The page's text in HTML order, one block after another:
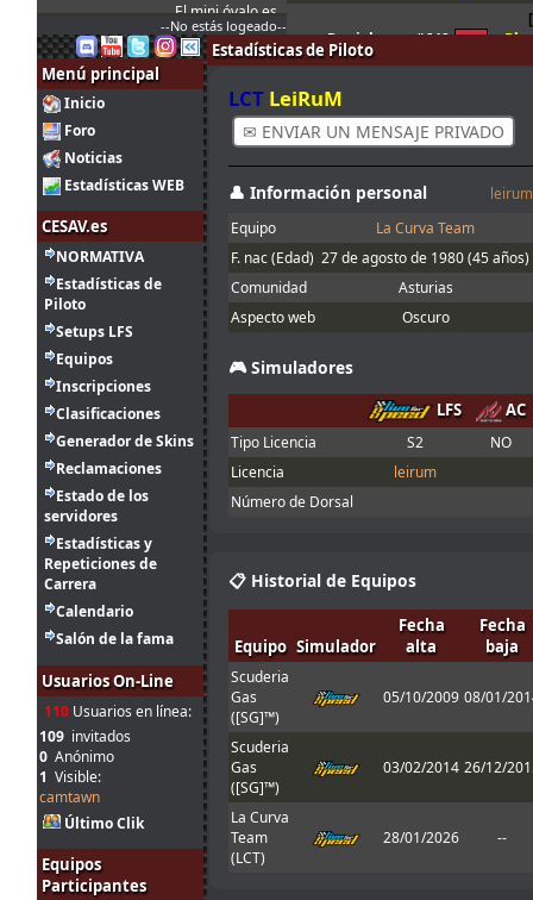
2
ago.
17:17
El mini óvalo es
la trazada
normal en esta
combi, mientras
que la Joker es
la trazada que
solemos hacer
siempre y que
toma menos
tiempo. En todo
caso la Joker
está marcada
en el asfalto con
franjas rojas y
amarillas
2
ago.
14:30
Ikarus
Buenas, con la
Joker lap
entiendo que se
refiere al mini
óvalo que se
hace en el
server Q, no?
1
ago.
18:19
menjacocs
1
ago.
7:07
"A fondo o a
casa"
31
14:13
Spambot in
forum
31
jul.
12:40
camtawn
Menjacocs, ten
agallas y T1 ;
*en ; Y t3, a
fondo o a casa
31
10:51
Tienes que
enviarlo al host
cuando sales de
boxes ; Para que
valide el setup
Daniel #649
Mandula
AntonnioG
-
MR
TAV NOV1
#69 [MR
[ MRc] #38
#445
GUMlllKingOfIce #45
GUM LFS
TAV-El Nano
--No estás logeado--
Menú principal
Inicio
Foro
Noticias
Estadísticas WEB
CESAV.es
NORMATIVA
Estadísticas de
Piloto
Setups LFS
Equipos
Inscripciones
Clasificaciones
Generador de Skins
Reclamaciones
Estado de los
servidores
Estadísticas y
Repeticiones de
Carrera
Calendario
Salón de la fama
Usuarios On-Line
110 Usuarios en línea:
109 invitados
0 Anónimo
1 Visible:
camtawn
Último Clik
Equipos
Participantes
Estadísticas de Piloto
LCT LeiRuM
✉ ENVIAR UN MENSAJE PRIVADO
👤 Información personal leirum
Equipo
La Curva Team
F. nac (Edad) 27 de agosto de 1980(45 años)
Comunidad
Asturias
Aspecto web
Oscuro
🎮 Simuladores
LFS AC
Tipo Licencia S2
NO
Licencia
leirum
Número de Dorsal
📋 Historial de Equipos
Equipo Simulador
Fecha
alta
Fecha
baja
Scuderia
Gas
([SG]™)
05/10/2009 08/01/
Scuderia
Gas
([SG]™)
03/02/2014 26/12/
La Curva
Team
(LCT)
28/01/2026 --